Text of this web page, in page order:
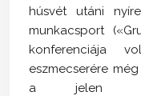
húsvét utáni
munkacsport
konferenciája
eszmecserére
a jelen